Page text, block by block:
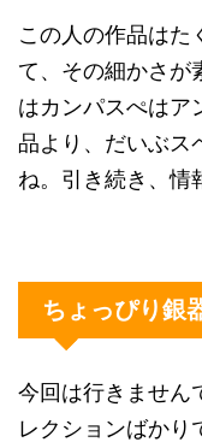
この人の作品はた
て、その細かさが
はカンパスぺはア
品より、だいぶス
ね。引き続き、情
ちょっぴり銀
今回は行きません
レクションばかり